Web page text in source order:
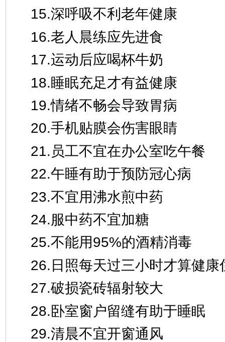
15.深呼吸不利老年健康
16.老人晨练应先进食
17.运动后应喝杯牛奶
18.睡眠充足才有益健康
19.情绪不畅会导致胃病
20.手机贴膜会伤害眼睛
21.员工不宜在办公室吃午餐
22.午睡有助于预防冠心病
23.不宜用沸水煎中药
24.服中药不宜加糖
25.不能用95%的酒精消毒
26.日照每天过三小时才算健康
27.破损瓷砖辐射较大
28.卧室窗户留缝有助于睡眠
29.清晨不宜开窗通风